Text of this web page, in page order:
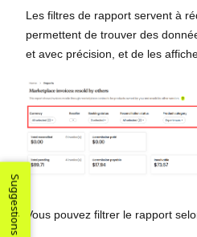
Les filtres de rapport servent à
permettent de trouver des
et avec précision, et de les
Vous pouvez filtrer le rapport
Suggestions